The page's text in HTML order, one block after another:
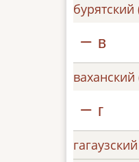
бурятский
в
ваханский
г